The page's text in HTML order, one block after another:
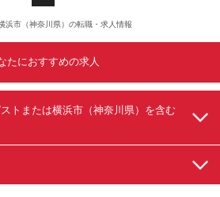
区 ■福岡 *PANTHEON西中洲店/中央区
浜市（神奈川県）の転職・求人情報
たにおすすめの求人
トまたは横浜市（神奈川県）を含む